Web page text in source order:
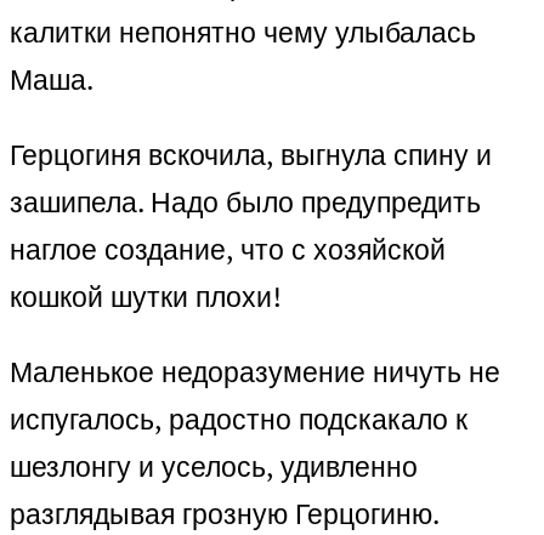
калитки непонятно чему улыбалась
Маша.
Герцогиня вскочила, выгнула спину и
зашипела. Надо было предупредить
наглое создание, что с хозяйской
кошкой шутки плохи!
Маленькое недоразумение ничуть не
испугалось, радостно подскакало к
шезлонгу и уселось, удивленно
разглядывая грозную Герцогиню.